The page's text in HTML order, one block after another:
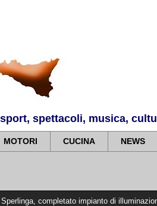
spettacoli, musica,
MOTORI CUCINA NEWS
impianto di illuminazione >>>>>